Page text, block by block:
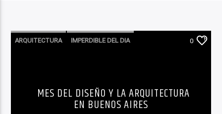
ARQUITECTURA IMPERDIBLE DEL DIA
NO TE LO PIERDAS NOTICIAS TURISMO
0
MES DEL DISEÑO Y LA ARQUITECTURA
EN BUENOS AIRES